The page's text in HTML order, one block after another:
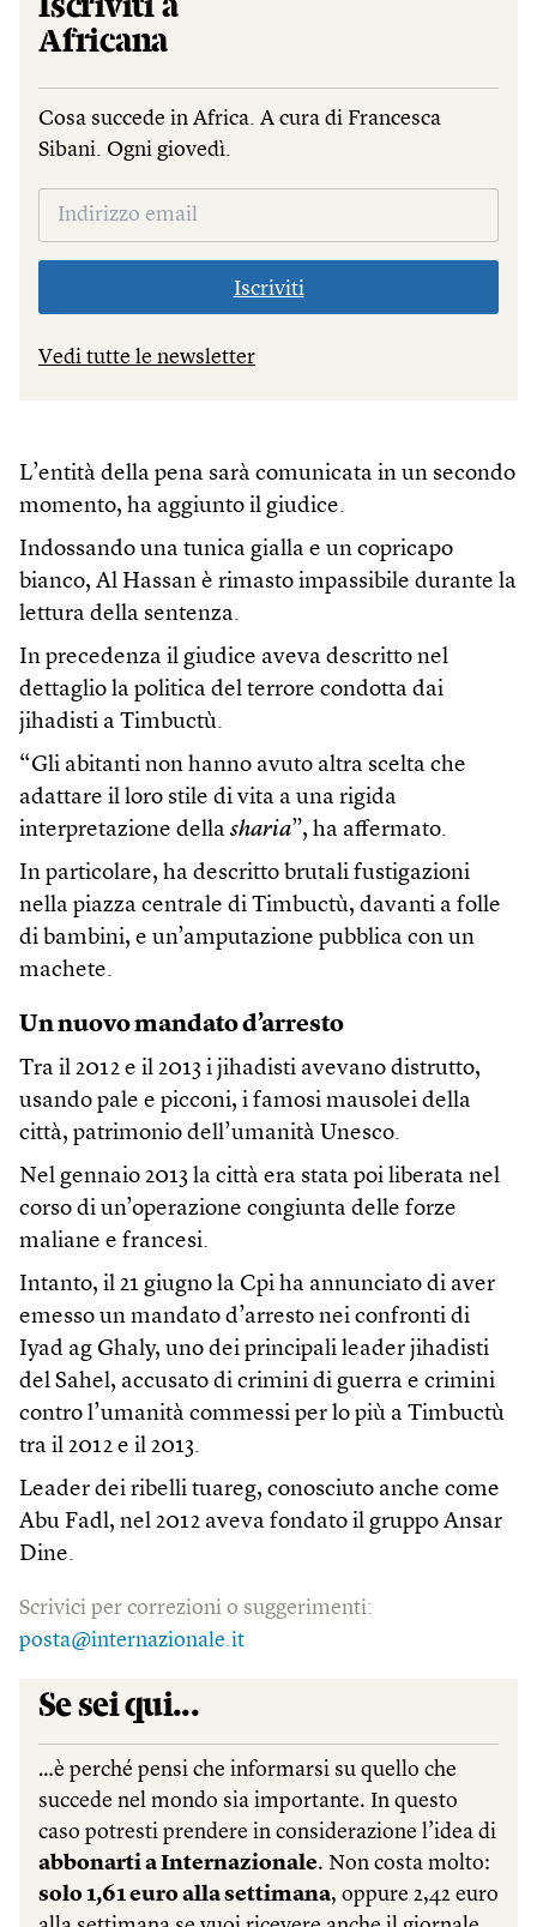
Iscriviti a
Africana
Cosa succede in Africa. A cura di Francesca
Sibani. Ogni giovedì.
Iscriviti
Vedi tutte le newsletter
L’entità della pena sarà comunicata in un secondo
momento, ha aggiunto il giudice.
Indossando una tunica gialla e un copricapo
bianco, Al Hassan è rimasto impassibile durante la
lettura della sentenza.
In precedenza il giudice aveva descritto nel
dettaglio la politica del terrore condotta dai
jihadisti a Timbuctù.
“Gli abitanti non hanno avuto altra scelta che
adattare il loro stile di vita a una rigida
interpretazione della sharia”, ha affermato.
In particolare, ha descritto brutali fustigazioni
nella piazza centrale di Timbuctù, davanti a folle
di bambini, e un’amputazione pubblica con un
machete.
Un nuovo mandato d’arresto
Tra il 2012 e il 2013 i jihadisti avevano distrutto,
usando pale e picconi, i famosi mausolei della
città, patrimonio dell’umanità Unesco.
Nel gennaio 2013 la città era stata poi liberata nel
corso di un’operazione congiunta delle forze
maliane e francesi.
Intanto, il 21 giugno la Cpi ha annunciato di aver
emesso un mandato d’arresto nei confronti di
Iyad ag Ghaly, uno dei principali leader jihadisti
del Sahel, accusato di crimini di guerra e crimini
contro l’umanità commessi per lo più a Timbuctù
tra il 2012 e il 2013.
Leader dei ribelli tuareg, conosciuto anche come
Abu Fadl, nel 2012 aveva fondato il gruppo Ansar
Dine.
Scrivici per correzioni o suggerimenti:
posta@internazionale.it